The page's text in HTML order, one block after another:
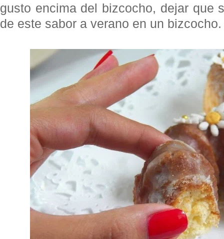
gusto encima del bizcocho, dejar que
de este sabor a verano en un bizcocho.